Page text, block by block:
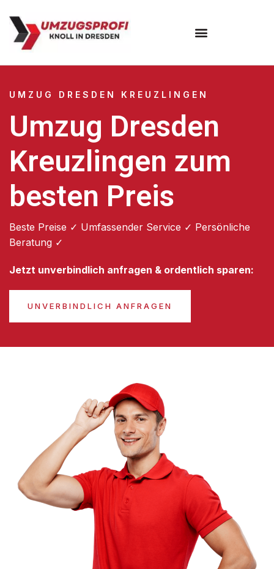
UMZUG DRESDEN KREUZLINGEN
Umzug Dresden
Kreuzlingen zum
besten Preis
Beste Preise ✓ Umfassender Service ✓ Persönliche
Beratung ✓
Jetzt unverbindlich anfragen & ordentlich sparen:
UNVERBINDLICH ANFRAGEN